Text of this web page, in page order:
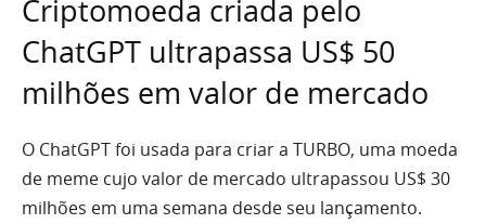
Criptomoeda criada pelo
ChatGPT ultrapassa US$ 50
milhões em valor de mercado
O ChatGPT foi usada para criar a TURBO, uma moeda
de meme cujo valor de mercado ultrapassou US$ 30
milhões em uma semana desde seu lançamento.